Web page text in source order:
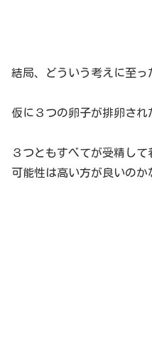
結局、どういう考えに至っ
仮に３つの卵子が排卵され
３つともすべてが受精して
可能性は高い方が良いのか